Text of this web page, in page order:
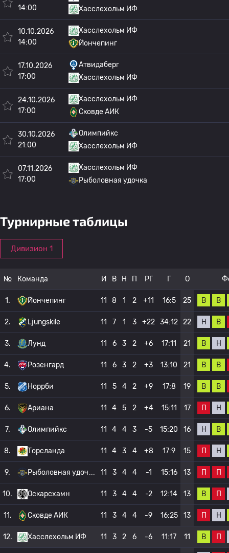
14:00
Хасслехольм ИФ
10.10.2026
14:00
Хасслехольм ИФ
Йончепинг
17.10.2026
17:00
Атвидаберг
Хасслехольм ИФ
24.10.2026
17:00
Хасслехольм ИФ
Сковде АИК
30.10.2026
21:00
Олимпийкс
Хасслехольм ИФ
07.11.2026
17:00
Хасслехольм ИФ
Рыболовная удочка
Турнирные таблицы
Дивизион 1
№ Команда И В Н П РГ Г О
1. Йончепинг 11 8 1 2 +11 16:5 25 В В
2. Ljungskile 11 7 1 3 +22 34:12 22 Н В
3. Лунд 11 6 3 2 +6 17:11 21 В Н
4. Розенгард 11 6 3 2 +3 13:10 21 В В
5. Норрби 11 5 4 2 +9 17:8 19 В В
6. Ариана 11 4 5 2 +4 15:11 17 П Н
7. Олимпийкс 11 4 4 3 -5 15:20 16 Н В
8. Торсланда 11 4 3 4 +8 17:9 15 П Н
9. Рыболовная удоч 11 3 4 4 -1 15:16 13 П П
10. Оскарсхамн 11 3 4 4 -2 12:14 13 В П
11. Сковде АИК 11 3 4 4 -9 16:25 13 П Н
12. Хасслехольм ИФ 11 3 2 6 -6 11:17 11 В П